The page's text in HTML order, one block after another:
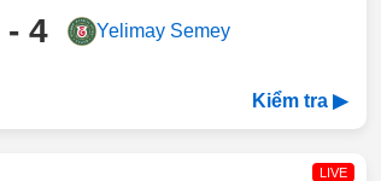
- 4 Yelimay Semey
Kiểm tra ▶
LIVE